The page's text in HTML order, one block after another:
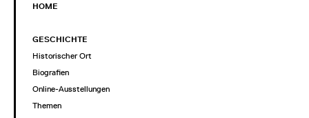
HOME
GESCHICHTE
Historischer Ort
Biografien
Online-Ausstellungen
Themen